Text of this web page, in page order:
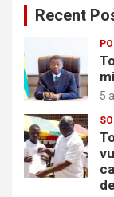
Recent
5